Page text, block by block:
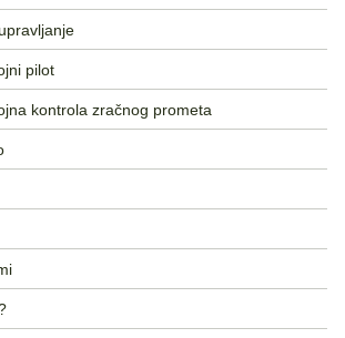
pilot
kontrola zračnog prometa